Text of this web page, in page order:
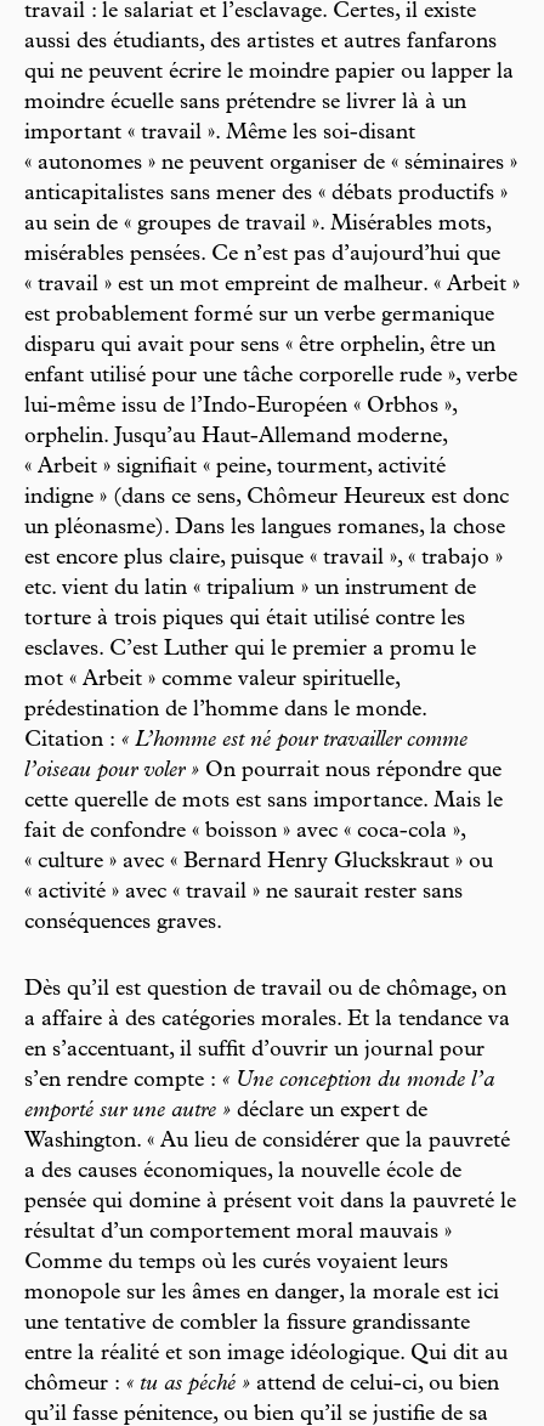
travail : le salariat et l’esclavage. Certes, il existe
aussi des étudiants, des artistes et autres fanfarons
qui ne peuvent écrire le moindre papier ou lapper la
moindre écuelle sans prétendre se livrer là à un
important « travail ». Même les soi-disant
« autonomes » ne peuvent organiser de « séminaires »
anticapitalistes sans mener des « débats productifs »
au sein de « groupes de travail ». Misérables mots,
misérables pensées. Ce n’est pas d’aujourd’hui que
« travail » est un mot empreint de malheur. « Arbeit »
est probablement formé sur un verbe germanique
disparu qui avait pour sens « être orphelin, être un
enfant utilisé pour une tâche corporelle rude », verbe
lui-même issu de l’Indo-Européen « Orbhos »,
orphelin. Jusqu’au Haut-Allemand moderne,
« Arbeit » signifiait « peine, tourment, activité
indigne » (dans ce sens, Chômeur Heureux est donc
un pléonasme). Dans les langues romanes, la chose
est encore plus claire, puisque « travail », « trabajo »
etc. vient du latin « tripalium » un instrument de
torture à trois piques qui était utilisé contre les
esclaves. C’est Luther qui le premier a promu le
mot « Arbeit » comme valeur spirituelle,
prédestination de l’homme dans le monde.
Citation : « L’homme est né pour travailler comme
l’oiseau pour voler » On pourrait nous répondre que
cette querelle de mots est sans importance. Mais le
fait de confondre « boisson » avec « coca-cola »,
« culture » avec « Bernard Henry Gluckskraut » ou
« activité » avec « travail » ne saurait rester sans
conséquences graves.
Dès qu’il est question de travail ou de chômage, on
a affaire à des catégories morales. Et la tendance va
en s’accentuant, il suffit d’ouvrir un journal pour
s’en rendre compte : « Une conception du monde l’a
emporté sur une autre » déclare un expert de
Washington. « Au lieu de considérer que la pauvreté
a des causes économiques, la nouvelle école de
pensée qui domine à présent voit dans la pauvreté le
résultat d’un comportement moral mauvais »
Comme du temps où les curés voyaient leurs
monopole sur les âmes en danger, la morale est ici
une tentative de combler la fissure grandissante
entre la réalité et son image idéologique. Qui dit au
chômeur : « tu as péché » attend de celui-ci, ou bien
qu’il fasse pénitence, ou bien qu’il se justifie de sa